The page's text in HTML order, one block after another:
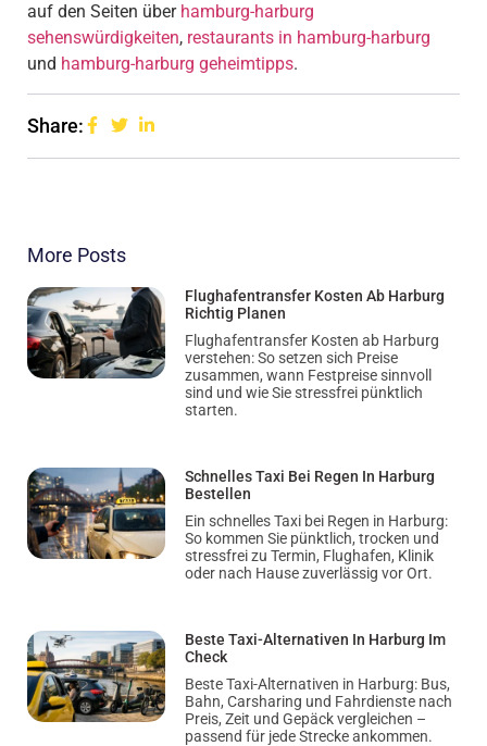
auf den Seiten über hamburg-harburg
sehenswürdigkeiten, restaurants in hamburg-harburg
und hamburg-harburg geheimtipps.
Share:
More Posts
Flughafentransfer Kosten Ab Harburg
Richtig Planen
Flughafentransfer Kosten ab Harburg
verstehen: So setzen sich Preise
zusammen, wann Festpreise sinnvoll
sind und wie Sie stressfrei pünktlich
starten.
Schnelles Taxi Bei Regen In Harburg
Bestellen
Ein schnelles Taxi bei Regen in Harburg:
So kommen Sie pünktlich, trocken und
stressfrei zu Termin, Flughafen, Klinik
oder nach Hause zuverlässig vor Ort.
Beste Taxi-Alternativen In Harburg Im
Check
Beste Taxi-Alternativen in Harburg: Bus,
Bahn, Carsharing und Fahrdienste nach
Preis, Zeit und Gepäck vergleichen –
passend für jede Strecke ankommen.